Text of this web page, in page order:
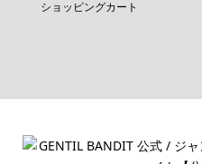
ショッピングカート